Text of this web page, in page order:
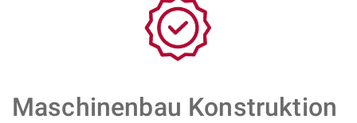
Maschinenbau Konstruktion